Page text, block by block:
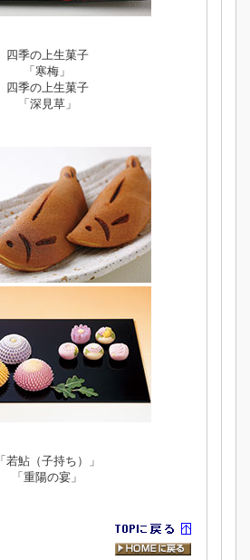
四季の上生菓子
「寒梅」
四季の上生菓子
「深見草」
「若鮎（子持ち）」
「重陽の宴」